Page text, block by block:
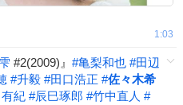
1:03
#2(2009)』 #亀梨和也 #田辺
#升毅 #田口浩正 #佐々木希
紀 #辰巳琢郎 #竹中直人 #